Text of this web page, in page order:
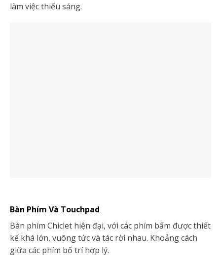
làm việc thiếu sáng.
Bàn Phím Và Touchpad
Bàn phím Chiclet hiện đại, với các phím bấm được thiết
kế khá lớn, vuông tức và tác rời nhau. Khoảng cách
giữa các phím bố trí hợp lý.